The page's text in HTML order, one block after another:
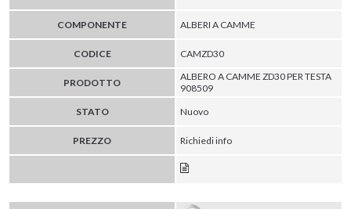
COMPONENTE ALBERI A CAMME
CODICE CAMZD30
PRODOTTO
ALBERO A CAMME ZD30 PER TESTA
908509
STATO
Nuovo
PREZZO Richiedi info